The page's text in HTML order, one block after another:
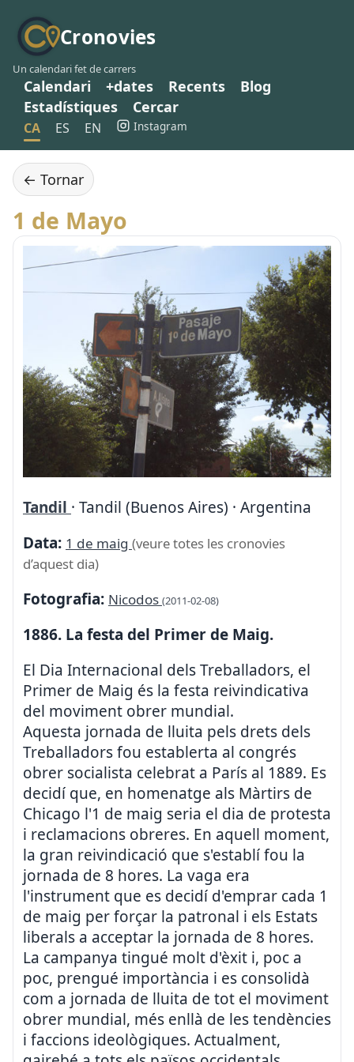
Cronovies
Un calendari fet de carrers
Calendari +dates Recents
Blog
Estadístiques
Cercar
CA ES EN Instagram
← Tornar
1 de Mayo
Tandil · Tandil (Buenos Aires) · Argentina
Data: 1 de maig (veure totes les cronovies
d’aquest dia)
Fotografia: Nicodos (2011-02-08)
1886. La festa del Primer de Maig.
El Dia Internacional dels Treballadors, el
Primer de Maig és la festa reivindicativa
del moviment obrer mundial.
Aquesta jornada de lluita pels drets dels
Treballadors fou establerta al congrés
obrer socialista celebrat a París al 1889. Es
decidí que, en homenatge als Màrtirs de
Chicago l'1 de maig seria el dia de protesta
i reclamacions obreres. En aquell moment,
la gran reivindicació que s'establí fou la
jornada de 8 hores. La vaga era
l'instrument que es decidí d'emprar cada 1
de maig per forçar la patronal i els Estats
liberals a acceptar la jornada de 8 hores.
La campanya tingué molt d'èxit i, poc a
poc, prengué importància i es consolidà
com a jornada de lluita de tot el moviment
obrer mundial, més enllà de les tendències
i faccions ideològiques. Actualment,